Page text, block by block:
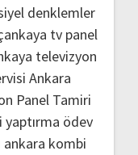
denklemler
tv panel
televizyon
Ankara
Panel Tamiri
yaptırma ödev
kombi